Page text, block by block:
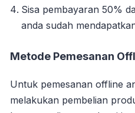
Sisa pembayaran 50%
anda sudah
Metode Pemesanan
Untuk pemesanan offline
melakukan pembelian